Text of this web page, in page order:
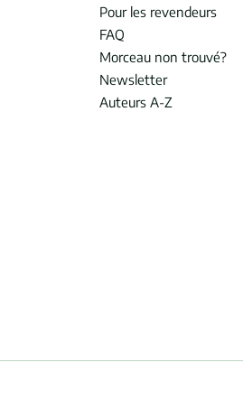
Pour les revendeurs
FAQ
Morceau non trouvé?
Newsletter
Auteurs A-Z